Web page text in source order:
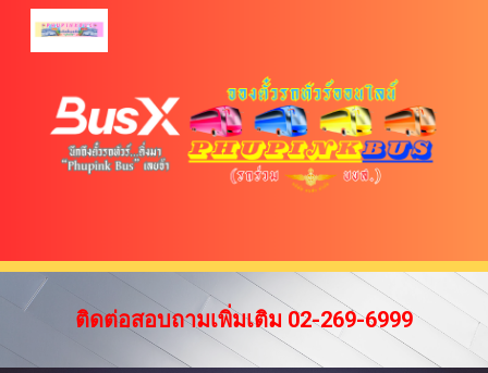
Skip to main content
ติดต่อสอบถามเพิ่มเติม 02-269-6999